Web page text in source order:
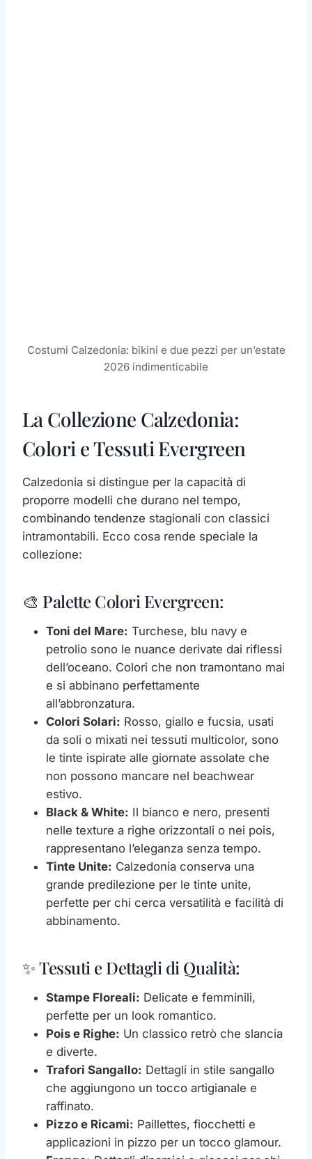
Costumi Calzedonia: bikini e due pezzi per un’estate
2026 indimenticabile
La Collezione Calzedonia:
Colori e Tessuti Evergreen
Calzedonia si distingue per la capacità di
proporre modelli che durano nel tempo,
combinando tendenze stagionali con classici
intramontabili. Ecco cosa rende speciale la
collezione:
🎨 Palette Colori Evergreen:
Toni del Mare: Turchese, blu navy e
petrolio sono le nuance derivate dai riflessi
dell’oceano. Colori che non tramontano mai
e si abbinano perfettamente
all’abbronzatura.
Colori Solari: Rosso, giallo e fucsia, usati
da soli o mixati nei tessuti multicolor, sono
le tinte ispirate alle giornate assolate che
non possono mancare nel beachwear
estivo.
Black & White: Il bianco e nero, presenti
nelle texture a righe orizzontali o nei pois,
rappresentano l’eleganza senza tempo.
Tinte Unite: Calzedonia conserva una
grande predilezione per le tinte unite,
perfette per chi cerca versatilità e facilità di
abbinamento.
✨ Tessuti e Dettagli di Qualità:
Stampe Floreali: Delicate e femminili,
perfette per un look romantico.
Pois e Righe: Un classico retrò che slancia
e diverte.
Trafori Sangallo: Dettagli in stile sangallo
che aggiungono un tocco artigianale e
raffinato.
Pizzo e Ricami: Paillettes, fiocchetti e
applicazioni in pizzo per un tocco glamour.